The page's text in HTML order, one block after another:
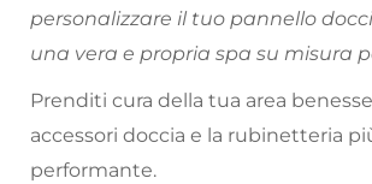
personalizzare il tuo pannello
una vera e propria spa su misura
Prenditi cura della tua area
accessori doccia e la rubinetteria
performante.